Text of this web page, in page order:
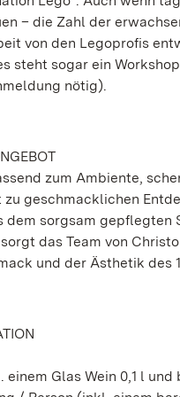
– die Zahl der
von den Legoprofis
steht sogar ein
nötig).
zum Ambiente,
zu geschmacklichen
dem sorgsam
das Team von
und der Ästhetik
einem Glas Wein 0,1 l